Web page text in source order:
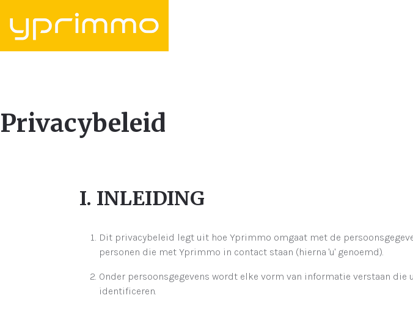
Privacybeleid
I. INLEIDING
Dit privacybeleid legt uit hoe Yprimmo omgaat met de
personen die met Yprimmo in contact staan (hierna 'u' genoemd).
Onder persoonsgegevens wordt elke vorm van informatie verstaan
identificeren.